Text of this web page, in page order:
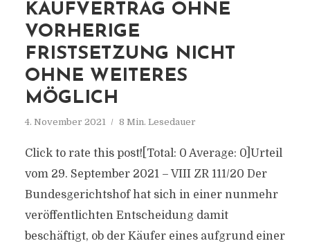
KAUFVERTRAG OHNE
VORHERIGE
FRISTSETZUNG NICHT
OHNE WEITERES
MÖGLICH
4. November 2021 8 Min. Lesedauer
Click to rate this post![Total: 0 Average: 0]Urteil
vom 29. September 2021 – VIII ZR 111/20 Der
Bundesgerichtshof hat sich in einer nunmehr
veröffentlichten Entscheidung damit
beschäftigt, ob der Käufer eines aufgrund einer